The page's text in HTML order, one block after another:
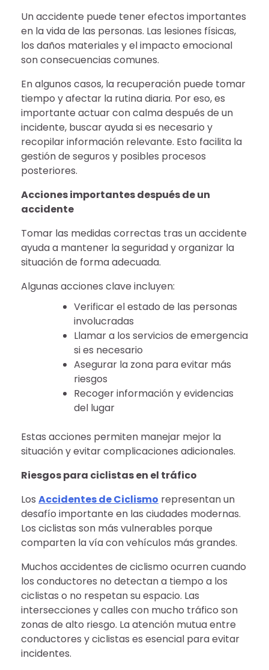
Un accidente puede tener efectos importantes
en la vida de las personas. Las lesiones físicas,
los daños materiales y el impacto emocional
son consecuencias comunes.
En algunos casos, la recuperación puede tomar
tiempo y afectar la rutina diaria. Por eso, es
importante actuar con calma después de un
incidente, buscar ayuda si es necesario y
recopilar información relevante. Esto facilita la
gestión de seguros y posibles procesos
posteriores.
Acciones importantes después de un
accidente
Tomar las medidas correctas tras un accidente
ayuda a mantener la seguridad y organizar la
situación de forma adecuada.
Algunas acciones clave incluyen:
Verificar el estado de las personas
involucradas
Llamar a los servicios de emergencia
si es necesario
Asegurar la zona para evitar más
riesgos
Recoger información y evidencias
del lugar
Estas acciones permiten manejar mejor la
situación y evitar complicaciones adicionales.
Riesgos para ciclistas en el tráfico
Los Accidentes de Ciclismo representan un
desafío importante en las ciudades modernas.
Los ciclistas son más vulnerables porque
comparten la vía con vehículos más grandes.
Muchos accidentes de ciclismo ocurren cuando
los conductores no detectan a tiempo a los
ciclistas o no respetan su espacio. Las
intersecciones y calles con mucho tráfico son
zonas de alto riesgo. La atención mutua entre
conductores y ciclistas es esencial para evitar
incidentes.